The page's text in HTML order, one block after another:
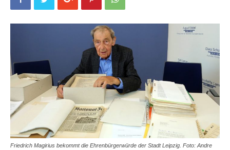
Friedrich Magirius bekommt die Ehrenbürgerwürde der Stadt Leipzig. Foto: Andre